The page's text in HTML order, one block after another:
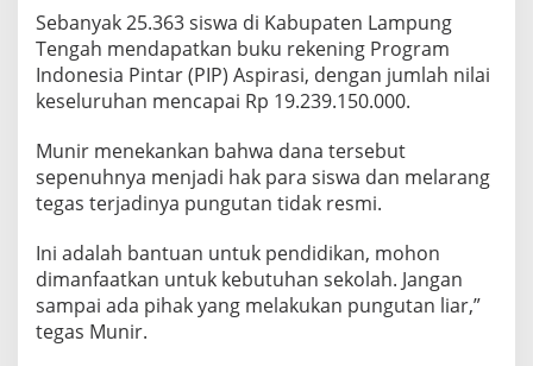
d
o
n
e
s
a
P
i
n
a
r
d
i
Sebanyak 25.363 siswa di Kabupaten Lampung
Tengah mendapatkan buku rekening Program
Indonesia Pintar (PIP) Aspirasi, dengan jumlah nilai
keseluruhan mencapai Rp 19.239.150.000.
Munir menekankan bahwa dana tersebut
sepenuhnya menjadi hak para siswa dan melarang
tegas terjadinya pungutan tidak resmi.
Ini adalah bantuan untuk pendidikan, mohon
dimanfaatkan untuk kebutuhan sekolah. Jangan
sampai ada pihak yang melakukan pungutan liar,”
tegas Munir.